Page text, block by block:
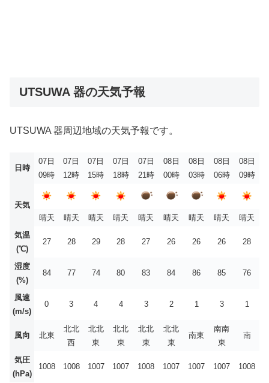
UTSUWA 器の天気予報
UTSUWA 器周辺地域の天気予報です。
日時
07日
09時
07日
12時
07日
15時
07日
18時
07日
21時
08日
00時
08日
03時
08日
06時
08日
09時
天気
晴天
晴天 晴天 晴天 晴天 晴天 晴天 晴天
晴天
気温
(℃)
27 28 29 28 27 26 26 26 28
湿度
(%)
84 77 74 80 83 84 86 85 76
風速
(m/s)
0 3 4 4 3 2 1 3 1
風向 北東
北北
西
北北
東
北北
東
北北
東
北北
東
南東
南南
東
南
気圧
(hPa)
1008 1008 1007 1007 1008 1007 1007 1007 1008